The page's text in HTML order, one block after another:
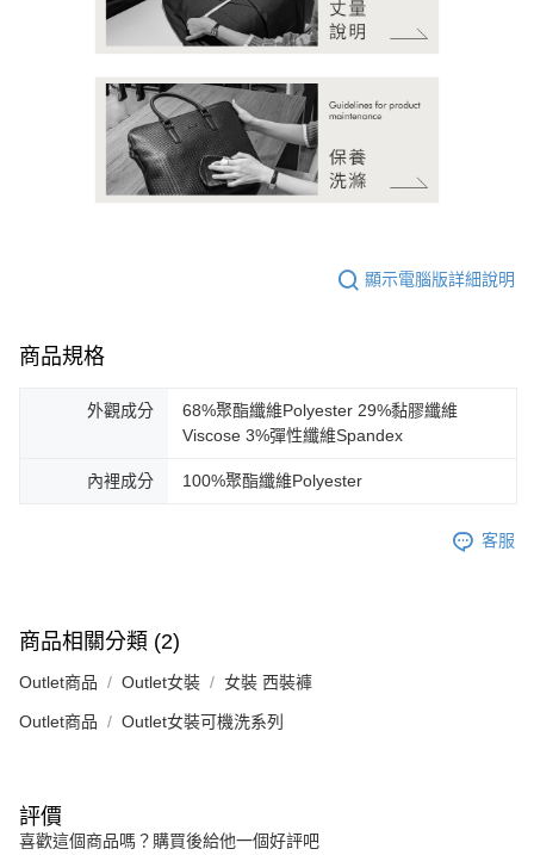
顯示電腦版詳細說明
商品規格
外觀成分
68%聚酯纖維Polyester 29%黏膠纖維
Viscose 3%彈性纖維Spandex
內裡成分 100%聚酯纖維Polyester
客服
商品相關分類 (2)
Outlet商品 Outlet女裝 女裝 西裝褲
Outlet商品 Outlet女裝可機洗系列
評價
喜歡這個商品嗎？購買後給他一個好評吧